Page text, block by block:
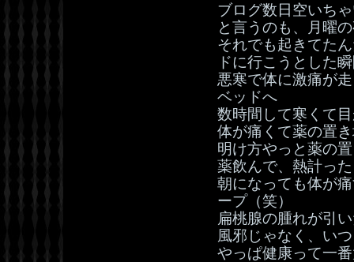
ブログ数日空いち
と言うのも、月曜
それでも起きてた
ドに行こうとした
悪寒で体に激痛が
ベッドへ
数時間して寒くて
体が痛くて薬の置
明け方やっと薬の
薬飲んで、熱計っ
朝になっても体が
ープ（笑）
扁桃腺の腫れが引
風邪じゃなく、い
やっぱ健康って一